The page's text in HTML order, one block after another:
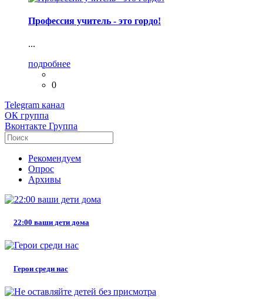
Профессия учитель - это гордо!
...
подробнее
0
Telegram канал
ОК группа
Вконтакте Группа
Рекомендуем
Опрос
Архивы
22:00 ваши дети дома
Герои среди нас